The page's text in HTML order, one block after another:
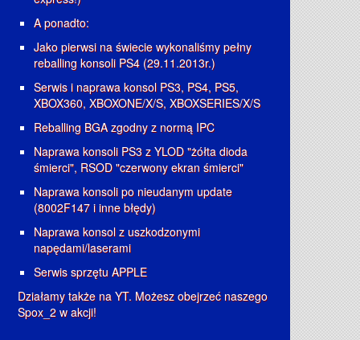
A ponadto:
Jako pierwsi na świecie wykonaliśmy pełny
reballing konsoli PS4 (29.11.2013r.)
Serwis i naprawa konsol PS3, PS4, PS5,
XBOX360, XBOXONE/X/S, XBOXSERIES/X/S
Reballing BGA zgodny z normą IPC
Naprawa konsoli PS3 z YLOD "żółta dioda
śmierci", RSOD "czerwony ekran śmierci"
Naprawa konsoli po nieudanym update
(8002F147 i inne błędy)
Naprawa konsol z uszkodzonymi
napędami/laserami
Serwis sprzętu APPLE
Działamy także na YT. Możesz obejrzeć naszego
Spox_2 w akcji!